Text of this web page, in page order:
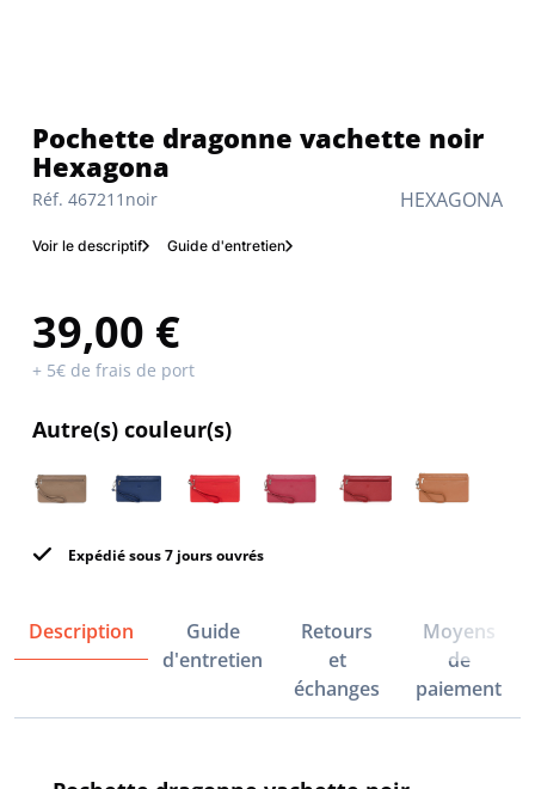
HEXAGONA
Réf. 467211noir
Pochette dragonne vachette noir
Hexagona
Voir le descriptif Guide d'entretien
39,00 €
+ 5€ de frais de port
Autre(s) couleur(s)
Expédié sous 7 jours ouvrés
Description
Guide
d'entretien
Retours
et
échanges
Moyens
de
paiement